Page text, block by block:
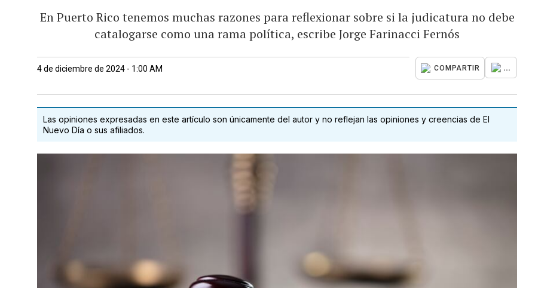
En Puerto Rico tenemos muchas razones para reflexionar sobre si la judicatura no debe
catalogarse como una rama política, escribe Jorge Farinacci Fernós
4 de diciembre de 2024 - 1:00 AM COMPARTIR ...
Las opiniones expresadas en este artículo son únicamente del autor y no reflejan las opiniones y creencias de El
Nuevo Día o sus afiliados.